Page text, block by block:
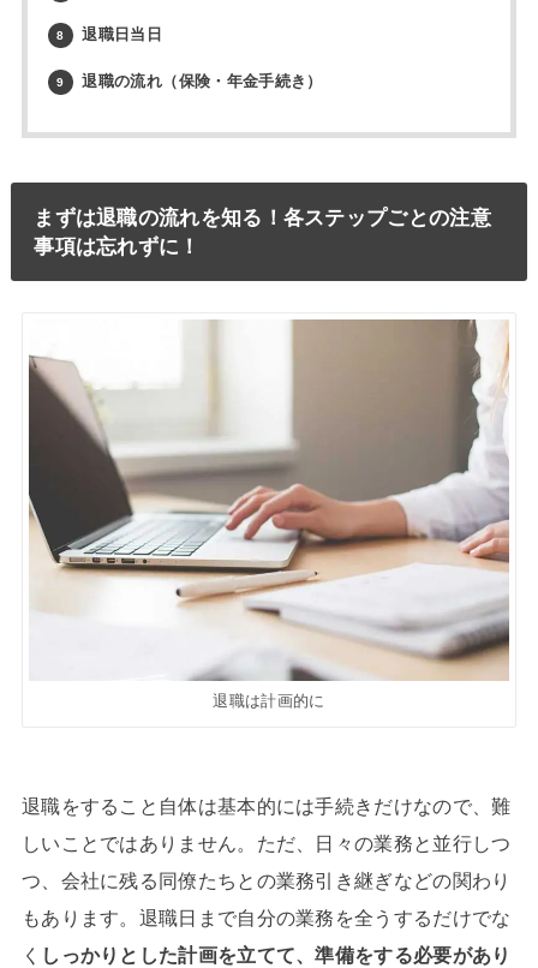
8 退職日当日
9 退職の流れ（保険・年金手続き）
まずは退職の流れを知る！各ステップごとの注意
事項は忘れずに！
退職は計画的に
退職をすること自体は基本的には手続きだけなので、難
しいことではありません。ただ、日々の業務と並行しつ
つ、会社に残る同僚たちとの業務引き継ぎなどの関わり
もあります。退職日まで自分の業務を全うするだけでな
く しっかりとした計画を立てて、準備をする必要があり